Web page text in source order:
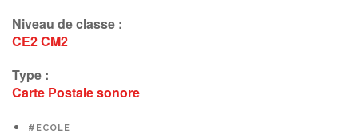
Niveau de classe :
CE2CM2
Type :
Carte Postale sonore
#ECOLE